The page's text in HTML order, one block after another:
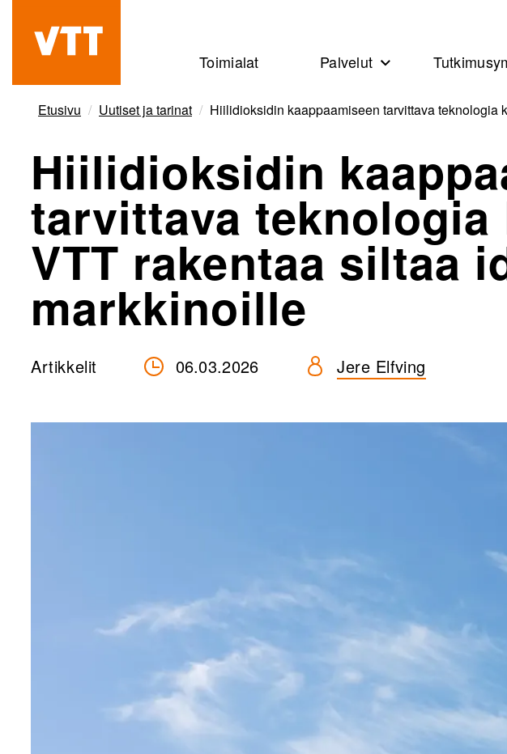
pääsisältöön
Beyond
the
obvious
Toimialat Palvelut
Etusivu Uutiset ja tarinat Hiilidioksidin kaappaamiseen tarvittava teknologia
Hiilidioksidin
tarvittava
VTT rakentaa siltaa
markkinoille
Artikkelit 06.03.2026 Jere Elfving